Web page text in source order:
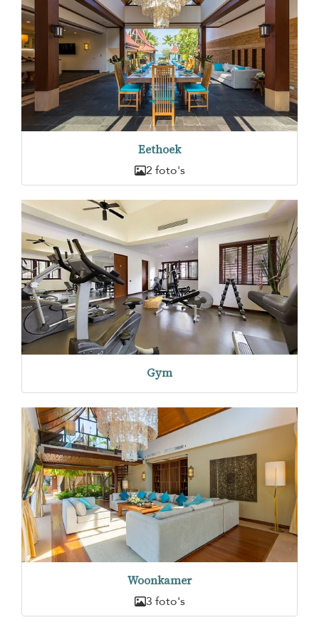
Eethoek
2 foto's
Gym
Woonkamer
3 foto's